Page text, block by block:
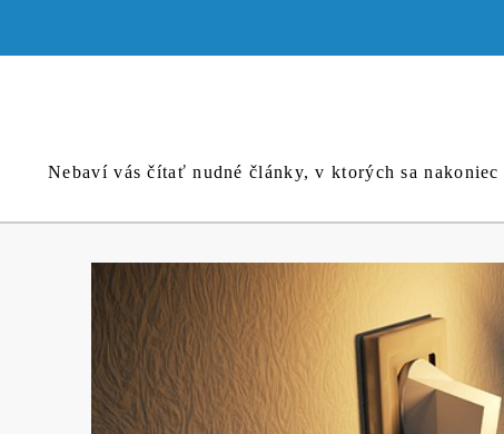
content
Nebaví vás čítať nudné články, v ktorých sa